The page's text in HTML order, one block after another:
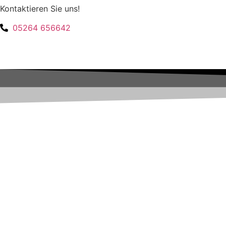
Zum
Inhalt
springen
Kontaktieren Sie uns!
05264 656642